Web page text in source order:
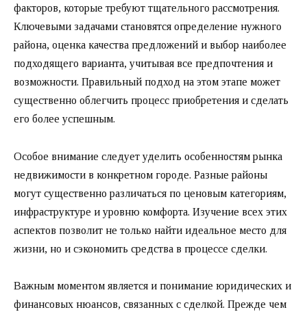
факторов, которые требуют тщательного рассмотрения.
Ключевыми задачами становятся определение нужного
района, оценка качества предложений и выбор наиболее
подходящего варианта, учитывая все предпочтения и
возможности. Правильный подход на этом этапе может
существенно облегчить процесс приобретения и сделать
его более успешным.
Особое внимание следует уделить особенностям рынка
недвижимости в конкретном городе. Разные районы
могут существенно различаться по ценовым категориям,
инфраструктуре и уровню комфорта. Изучение всех этих
аспектов позволит не только найти идеальное место для
жизни, но и сэкономить средства в процессе сделки.
Важным моментом является и понимание юридических и
финансовых нюансов, связанных с сделкой. Прежде чем